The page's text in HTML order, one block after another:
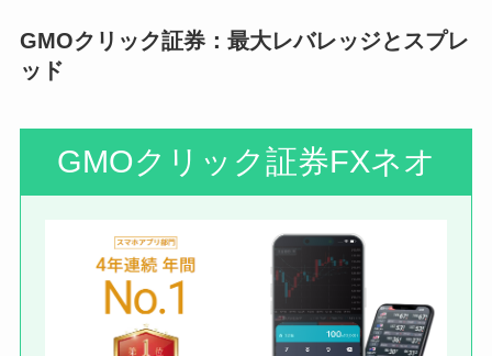
GMOクリック証券：最大レバレッジとスプレ
ッド
GMOクリック証券FXネオ